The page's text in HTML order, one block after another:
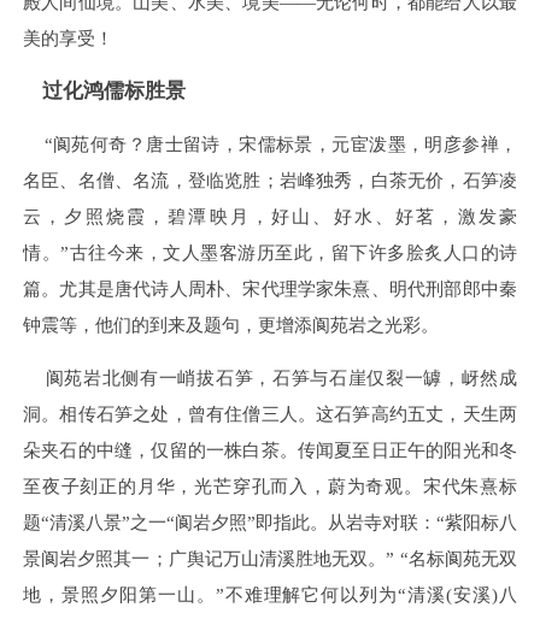
美的享受！
过化鸿儒标胜景
“阆苑何奇？唐士留诗，宋儒标景，元宦泼墨，明彦参禅，
名臣、名僧、名流，登临览胜；岩峰独秀，白茶无价，石笋凌
云，夕照烧霞，碧潭映月，好山、好水、好茗，激发豪
情。”古往今来，文人墨客游历至此，留下许多脍炙人口的诗
篇。尤其是唐代诗人周朴、宋代理学家朱熹、明代刑部郎中秦
钟震等，他们的到来及题句，更增添阆苑岩之光彩。
阆苑岩北侧有一峭拔石笋，石笋与石崖仅裂一罅，岈然成
洞。相传石笋之处，曾有住僧三人。这石笋高约五丈，天生两
朵夹石的中缝，仅留的一株白茶。传闻夏至日正午的阳光和冬
至夜子刻正的月华，光芒穿孔而入，蔚为奇观。宋代朱熹标
题“清溪八景”之一“阆岩夕照”即指此。从岩寺对联：“紫阳标八
景阆岩夕照其一；广舆记万山清溪胜地无双。” “名标阆苑无双
地，景照夕阳第一山。”不难理解它何以列为“清溪(安溪)八